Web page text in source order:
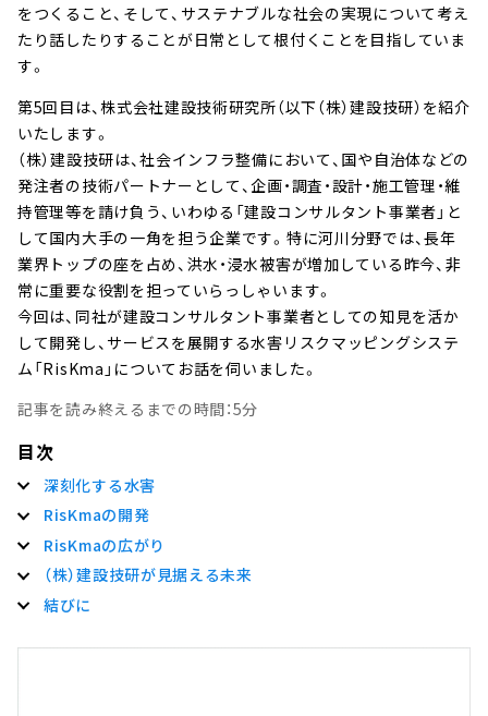
をつくること、そして、サステナブルな社会の実現について考え
たり話したりすることが日常として根付くことを目指していま
す。
第5回目は、株式会社建設技術研究所（以下（株）建設技研）を紹介
いたします。
（株）建設技研は、社会インフラ整備において、国や自治体などの
発注者の技術パートナーとして、企画・調査・設計・施工管理・維
持管理等を請け負う、いわゆる「建設コンサルタント事業者」と
して国内大手の一角を担う企業です。特に河川分野では、長年
業界トップの座を占め、洪水・浸水被害が増加している昨今、非
常に重要な役割を担っていらっしゃいます。
今回は、同社が建設コンサルタント事業者としての知見を活か
して開発し、サービスを展開する水害リスクマッピングシステ
ム「RisKma」についてお話を伺いました。
記事を読み終えるまでの時間：5分
目次
深刻化する水害
RisKmaの開発
RisKmaの広がり
（株）建設技研が見据える未来
結びに